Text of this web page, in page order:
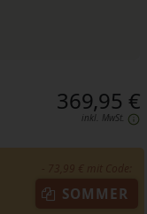
369,95 €
inkl. MwSt.
SOMMER